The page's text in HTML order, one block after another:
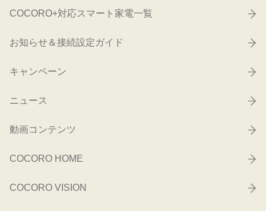
COCORO+対応スマート家電一覧
お知らせ＆接続設定ガイド
キャンペーン
ニュース
動画コンテンツ
COCORO HOME
COCORO VISION